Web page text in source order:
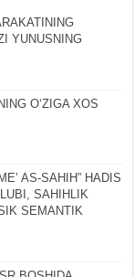
YUNUSNING
OʻZIGA XOS
AS-SAHIH” HADIS
SAHIHLIK
SЕMANTIK